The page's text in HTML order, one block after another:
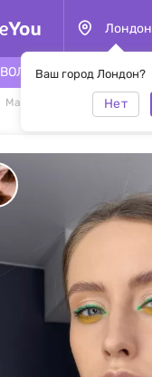
Лондон
Ваш город Лондон?
Нет
ВОЛОСЫ ЛИЦО ТАТУ
Макияж Цветной макияж